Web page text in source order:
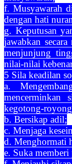
f. Musyawarah
dengan hati
g. Keputusan
jawabkan
menjunjung
nilai-nilai
5 Sila keadilan
a.
mencerminkan
kegotong-
b. Bersikap adil;
c. Menjaga
d. Menghormati
e. Suka